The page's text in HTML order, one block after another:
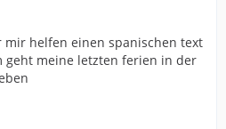
helfen einen spanischen text
geht meine letzten ferien in der